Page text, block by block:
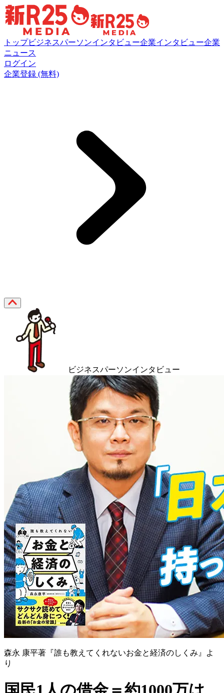
トップビジネスパーソンインタビュー企業インタビュー企業
ニュース
ログイン
企業登録 (無料)
ビジネスパーソンインタビュー
森永 康平著『誰も教えてくれないお金と経済のしくみ』よ
り